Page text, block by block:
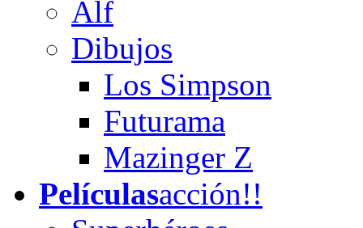
Alf
Dibujos
Los Simpson
Futurama
Mazinger Z
Películasacción!!